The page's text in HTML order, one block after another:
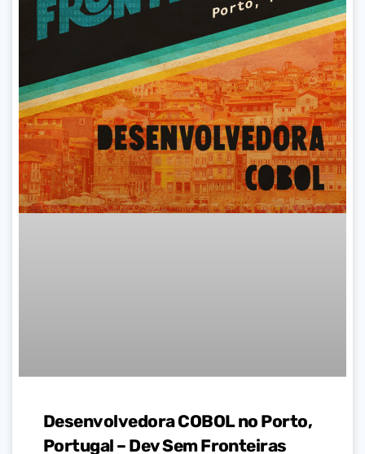
Desenvolvedora COBOL no Porto,
Portugal – Dev Sem Fronteiras